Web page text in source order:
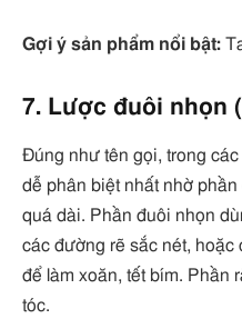
Gợi ý sản phẩm nổi bật:
7. Lược đuôi nhọn
Đúng như tên gọi, trong
dễ phân biệt nhất nhờ
quá dài. Phần đuôi nhọn
các đường rẽ sắc nét, hoặc
để làm xoăn, tết bím. Phần
tóc.